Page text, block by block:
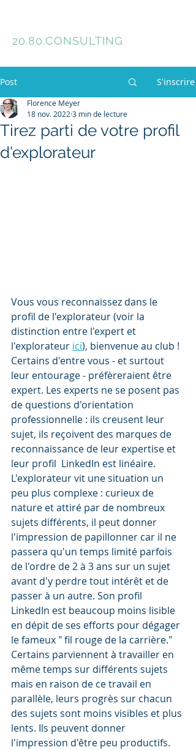
20.80.CONSULTING
Post S'inscrire
Tirez parti de votre profil
d'explorateur
Florence Meyer
18 nov. 2022 3 min de lecture
Vous vous reconnaissez dans le
profil de l'explorateur (voir la
distinction entre l'expert et
l'explorateur ici), bienvenue au club !
Certains d'entre vous - et surtout
leur entourage - préfèreraient être
expert. Les experts ne se posent pas
de questions d'orientation
professionnelle : ils creusent leur
sujet, ils reçoivent des marques de
reconnaissance de leur expertise et
leur profil  LinkedIn est linéaire.
L'explorateur vit une situation un
peu plus complexe : curieux de
nature et attiré par de nombreux
sujets différents, il peut donner
l'impression de papillonner car il ne
passera qu'un temps limité parfois
de l'ordre de 2 à 3 ans sur un sujet
avant d'y perdre tout intérêt et de
passer à un autre. Son profil
LinkedIn est beaucoup moins lisible
en dépit de ses efforts pour dégager
le fameux " fil rouge de la carrière."
Certains parviennent à travailler en
même temps sur différents sujets
mais en raison de ce travail en
parallèle, leurs progrès sur chacun
des sujets sont moins visibles et plus
lents. Ils peuvent donner
l'impression d'être peu productifs.